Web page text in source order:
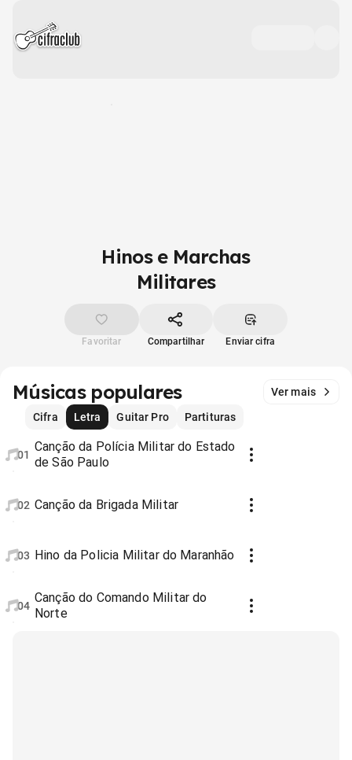
Hinos e Marchas
Militares
Favoritar Compartilhar Enviar cifra
Músicas populares
Ver mais
Cifra
Letra Guitar Pro Partituras
01
Canção da Polícia Militar do Estado
de São Paulo
02 Canção da Brigada Militar
03 Hino da Policia Militar do Maranhão
04
Canção do Comando Militar do
Norte